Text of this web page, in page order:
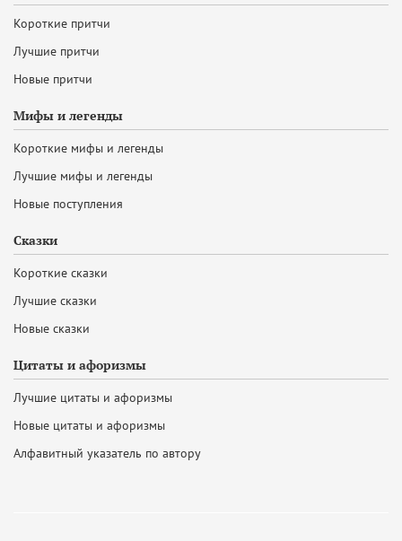
Короткие притчи
Лучшие притчи
Новые притчи
Мифы и легенды
Короткие мифы и легенды
Лучшие мифы и легенды
Новые поступления
Сказки
Короткие сказки
Лучшие сказки
Новые сказки
Цитаты и афоризмы
Лучшие цитаты и афоризмы
Новые цитаты и афоризмы
Алфавитный указатель по автору